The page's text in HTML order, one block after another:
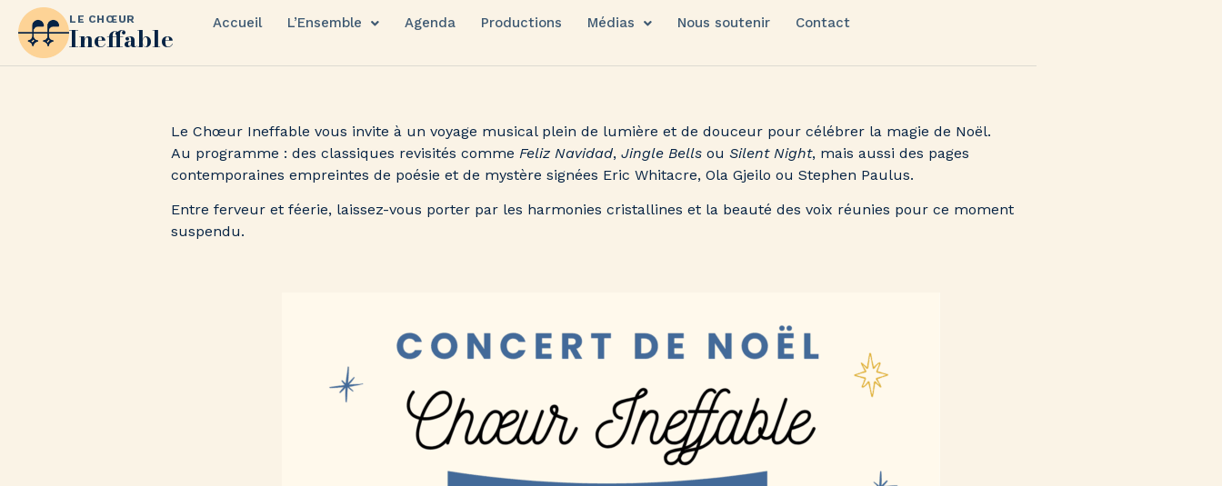
LE CHŒUR
Ineffable Accueil L’Ensemble Agenda Productions Médias Nous soutenir Contact
Le Chœur Ineffable vous invite à un voyage musical plein de lumière et de douceur pour célébrer la magie de Noël.
Au programme : des classiques revisités comme Feliz Navidad, Jingle Bells ou Silent Night, mais aussi des pages
contemporaines empreintes de poésie et de mystère signées Eric Whitacre, Ola Gjeilo ou Stephen Paulus.
Entre ferveur et féerie, laissez-vous porter par les harmonies cristallines et la beauté des voix réunies pour ce moment
suspendu.